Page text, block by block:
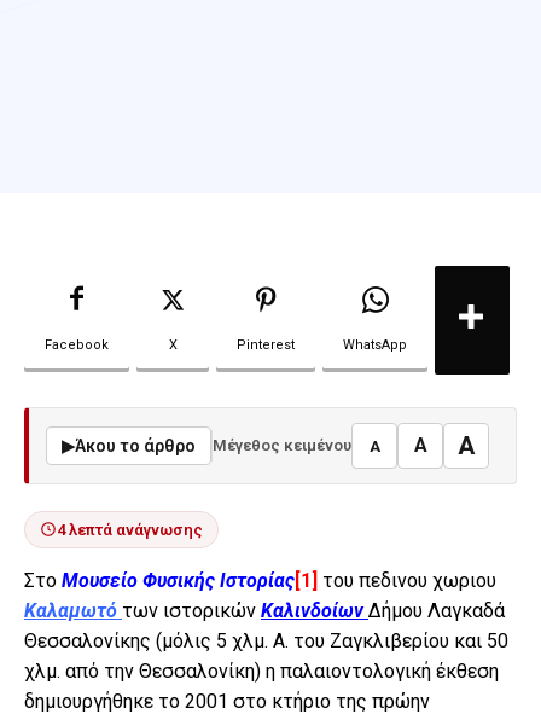
Facebook X Pinterest WhatsApp
▶Άκου το άρθρο Μέγεθος κειμένου A A A
4 λεπτά ανάγνωσης
Στο Μουσείο Φυσικής Ιστορίας[1] του πεδινου χωριου
Καλαμωτό των ιστορικών Καλινδοίων Δήμου Λαγκαδά
Θεσσαλονίκης (μόλις 5 χλμ. Α. του Ζαγκλιβερίου και 50
χλμ. από την Θεσσαλονίκη) η παλαιοντολογική έκθεση
δημιουργήθηκε το 2001 στο κτήριο της πρώην